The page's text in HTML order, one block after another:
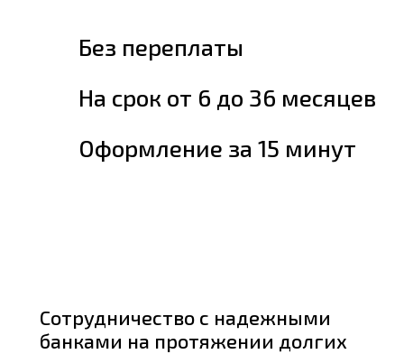
Без переплаты
На срок от 6 до 36 месяцев
Оформление за 15 минут
Сотрудничество с надежными
банками на протяжении долгих